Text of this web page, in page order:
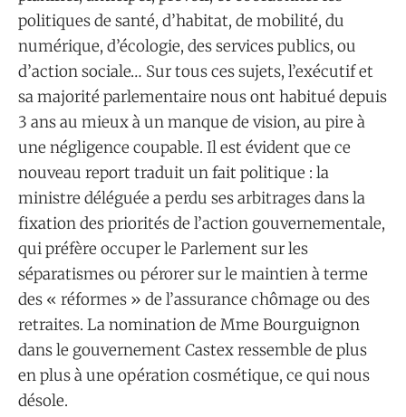
politiques de santé, d’habitat, de mobilité, du
numérique, d’écologie, des services publics, ou
d’action sociale… Sur tous ces sujets, l’exécutif et
sa majorité parlementaire nous ont habitué depuis
3 ans au mieux à un manque de vision, au pire à
une négligence coupable. Il est évident que ce
nouveau report traduit un fait politique : la
ministre déléguée a perdu ses arbitrages dans la
fixation des priorités de l’action gouvernementale,
qui préfère occuper le Parlement sur les
séparatismes ou pérorer sur le maintien à terme
des « réformes » de l’assurance chômage ou des
retraites. La nomination de Mme Bourguignon
dans le gouvernement Castex ressemble de plus
en plus à une opération cosmétique, ce qui nous
désole.